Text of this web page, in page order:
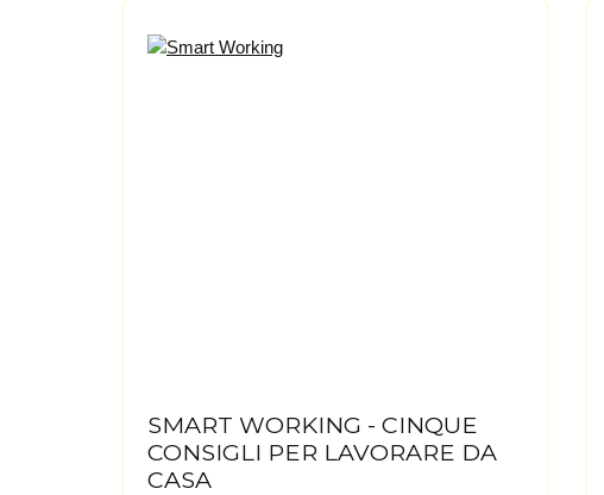
SMART WORKING - CINQUE
CONSIGLI PER LAVORARE DA
CASA